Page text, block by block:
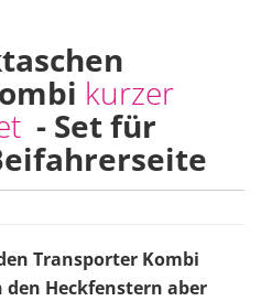
kurzer
- Set für
Transporter Kombi
den Heckfenstern aber